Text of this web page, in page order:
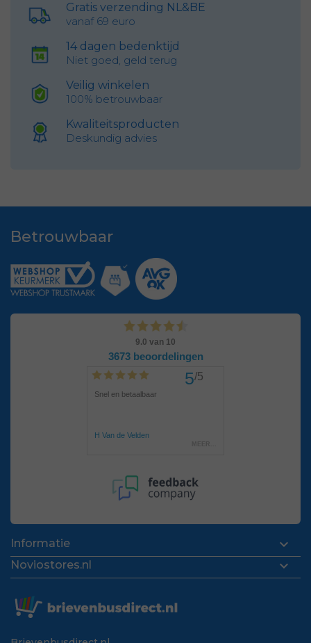
Gratis verzending NL&BE
vanaf 69 euro
14 dagen bedenktijd
Niet goed, geld terug
Veilig winkelen
100% betrouwbaar
Kwaliteitsproducten
Deskundig advies
Betrouwbaar
Informatie 
Noviostores.nl 